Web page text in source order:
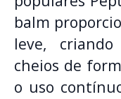
balm
leve,
cheios de
o uso